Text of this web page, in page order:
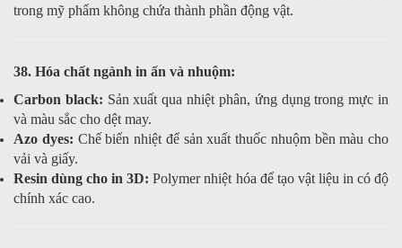
trong mỹ phẩm không chứa thành phần động vật.
38. Hóa chất ngành in ấn và nhuộm:
Carbon black: Sản xuất qua nhiệt phân, ứng dụng trong mực in
và màu sắc cho dệt may.
Azo dyes: Chế biến nhiệt để sản xuất thuốc nhuộm bền màu cho
vải và giấy.
Resin dùng cho in 3D: Polymer nhiệt hóa để tạo vật liệu in có độ
chính xác cao.